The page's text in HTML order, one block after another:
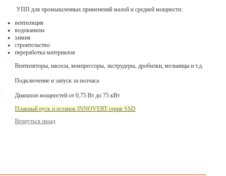
УПП для промышленных применений малой и средней мощности:
вентиляция
водоканалы
химия
строительство
переработка материалов
Вентиляторы, насосы, компрессоры, экструдеры, дробилки, мельницы и т.д.
Подключение и запуск за полчаса
Диапазон мощностей от 0,75 Вт до 75 кВт
Плавный пуск и останов INNOVERT серия SSD
Вернуться назад